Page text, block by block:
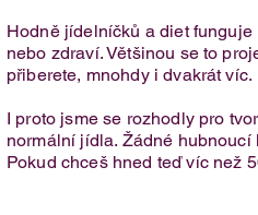
tvarohem
Hodně jídelníčků a diet
nebo zdraví. Většinou se to
přiberete, mnohdy i dvakrát víc.
I proto jsme se rozhodly pro
normální jídla. Žádné
Pokud chceš hned teď víc než